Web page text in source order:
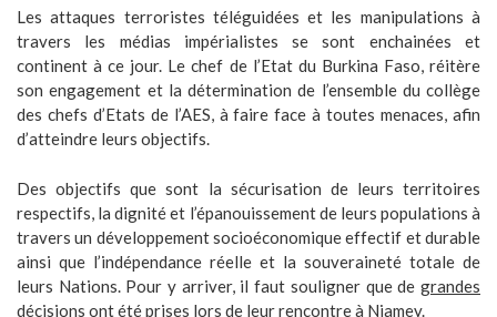
Les attaques terroristes téléguidées et les manipulations à
travers les médias impérialistes se sont enchainées et
continent à ce jour. Le chef de l’Etat du Burkina Faso, réitère
son engagement et la détermination de l’ensemble du collège
des chefs d’Etats de l’AES, à faire face à toutes menaces, afin
d’atteindre leurs objectifs.
Des objectifs que sont la sécurisation de leurs territoires
respectifs, la dignité et l’épanouissement de leurs populations à
travers un développement socioéconomique effectif et durable
ainsi que l’indépendance réelle et la souveraineté totale de
leurs Nations. Pour y arriver, il faut souligner que de grandes
décisions ont été prises lors de leur rencontre à Niamey.